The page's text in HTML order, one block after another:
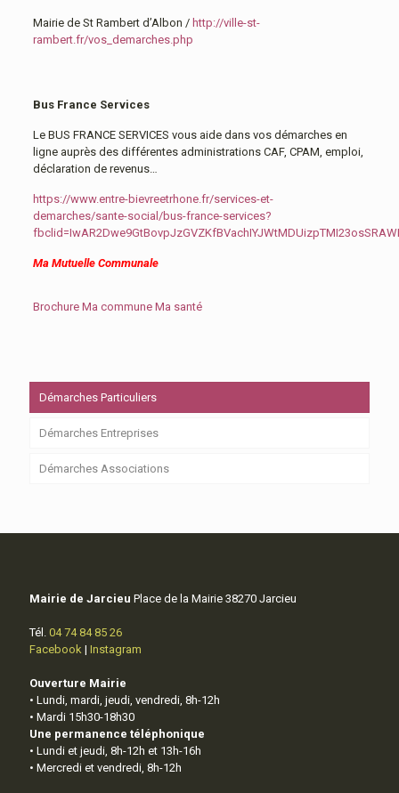
Mairie de St Rambert d’Albon / http://ville-st-
rambert.fr/vos_demarches.php
Bus France Services
Le BUS FRANCE SERVICES vous aide dans vos démarches en
ligne auprès des différentes administrations CAF, CPAM, emploi,
déclaration de revenus…
https://www.entre-bievreetrhone.fr/services-et-
demarches/sante-social/bus-france-services?
Ma Mutuelle Communale
Brochure Ma commune Ma santé
Démarches Particuliers
Démarches Entreprises
Démarches Associations
Mairie de Jarcieu Place de la Mairie 38270 Jarcieu
Tél. 04 74 84 85 26
Facebook | Instagram
Ouverture Mairie
• Lundi, mardi, jeudi, vendredi, 8h-12h
• Mardi 15h30-18h30
Une permanence téléphonique
• Lundi et jeudi, 8h-12h et 13h-16h
• Mercredi et vendredi, 8h-12h